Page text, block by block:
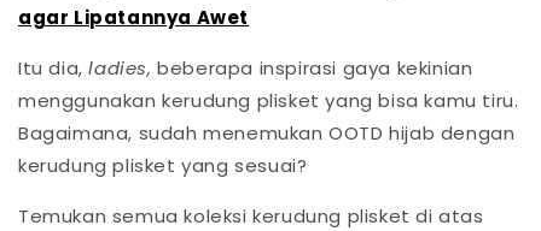
agar Lipatannya Awet
Itu dia,ladies,beberapa inspirasi gaya kekinian
menggunakan kerudung plisket yang bisa kamu tiru.
Bagaimana, sudah menemukan OOTD hijab dengan
kerudung plisket yang sesuai?
Temukan semua koleksi kerudung plisket di atas